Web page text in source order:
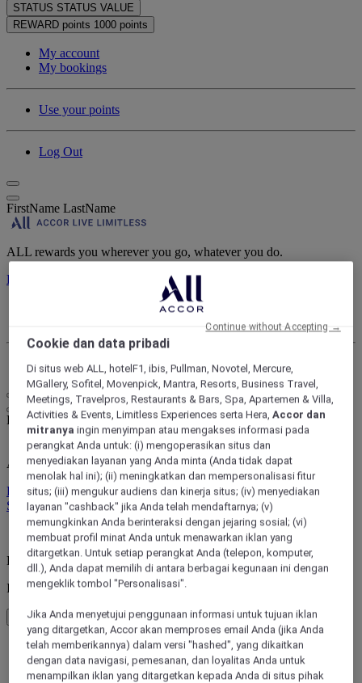
STATUS STATUS VALUE
REWARD points 1000 points
My account
My bookings
Use your points
Log Out
FirstName LastName
ALL rewards you wherever you go, whatever you do.
Discover the Program
Log Out
Life styled your way
ALL rewards you wherever you go, whatever you do.
Discover the Program
Sign In
My bookings
Back to main menu
Inspirasi
Kembali ke menu utama
Cookie dan data pribadi
Di situs web ALL, hotelF1, ibis, Pullman, Novotel, Mercure,
MGallery, Sofitel, Movenpick, Mantra, Resorts, Business Travel,
Meetings, Travelpros, Restaurants & Bars, Spa, Apartemen & Villa,
Activities & Events, Limitless Experiences serta Hera,Accor dan
mitranya ingin menyimpan atau mengakses informasi pada
perangkat Anda untuk: (i) mengoperasikan situs dan
menyediakan layanan yang Anda minta (Anda tidak dapat
menolak hal ini); (ii) meningkatkan dan mempersonalisasi fitur
situs; (iii) mengukur audiens dan kinerja situs; (iv) menyediakan
layanan "cashback" jika Anda telah mendaftarnya; (v)
memungkinkan Anda berinteraksi dengan jejaring sosial; (vi)
membuat profil minat Anda untuk menawarkan iklan yang
ditargetkan. Untuk setiap perangkat Anda (telepon, komputer,
dll.), Anda dapat memilih di antara berbagai kegunaan ini dengan
mengeklik tombol "Personalisasi".
Jika Anda menyetujui penggunaan informasi untuk tujuan iklan
yang ditargetkan, Accor akan memproses email Anda (jika Anda
telah memberikannya) dalam versi "hashed", yang dikaitkan
dengan data navigasi, pemesanan, dan loyalitas Anda untuk
menampilkan iklan yang ditargetkan kepada Anda di situs pihak
Continue without Accepting →